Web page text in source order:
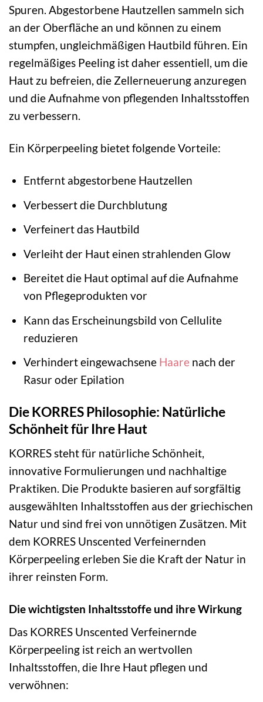
Spuren. Abgestorbene Hautzellen sammeln sich
an der Oberfläche an und können zu einem
stumpfen, ungleichmäßigen Hautbild führen. Ein
regelmäßiges Peeling ist daher essentiell, um die
Haut zu befreien, die Zellerneuerung anzuregen
und die Aufnahme von pflegenden Inhaltsstoffen
zu verbessern.
Ein Körperpeeling bietet folgende Vorteile:
Entfernt abgestorbene Hautzellen
Verbessert die Durchblutung
Verfeinert das Hautbild
Verleiht der Haut einen strahlenden Glow
Bereitet die Haut optimal auf die Aufnahme
von Pflegeprodukten vor
Kann das Erscheinungsbild von Cellulite
reduzieren
Verhindert eingewachsene Haarenach der
Rasur oder Epilation
Die KORRES Philosophie: Natürliche
Schönheit für Ihre Haut
KORRES steht für natürliche Schönheit,
innovative Formulierungen und nachhaltige
Praktiken. Die Produkte basieren auf sorgfältig
ausgewählten Inhaltsstoffen aus der griechischen
Natur und sind frei von unnötigen Zusätzen. Mit
dem KORRES Unscented Verfeinernden
Körperpeeling erleben Sie die Kraft der Natur in
ihrer reinsten Form.
Die wichtigsten Inhaltsstoffe und ihre Wirkung
Das KORRES Unscented Verfeinernde
Körperpeeling ist reich an wertvollen
Inhaltsstoffen, die Ihre Haut pflegen und
verwöhnen: